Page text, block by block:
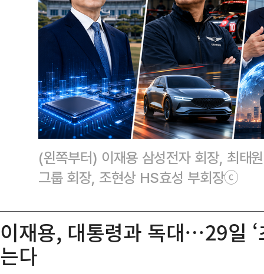
(왼쪽부터) 이재용 삼성전자 회장, 최태
그룹 회장, 조현상 HS효성 부회장ⓒ
이재용, 대통령과 독대…29일 ‘
는다